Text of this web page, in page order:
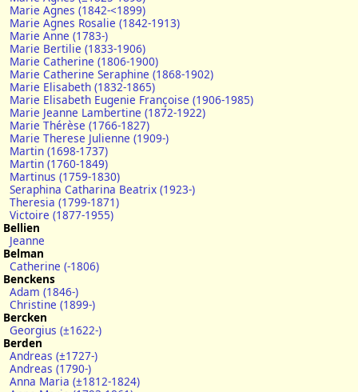
Marie Agnes (1842-<1899)
Marie Agnes Rosalie (1842-1913)
Marie Anne (1783-)
Marie Bertilie (1833-1906)
Marie Catherine (1806-1900)
Marie Catherine Seraphine (1868-1902)
Marie Elisabeth (1832-1865)
Marie Elisabeth Eugenie Françoise (1906-1985)
Marie Jeanne Lambertine (1872-1922)
Marie Thérèse (1766-1827)
Marie Therese Julienne (1909-)
Martin (1698-1737)
Martin (1760-1849)
Martinus (1759-1830)
Seraphina Catharina Beatrix (1923-)
Theresia (1799-1871)
Victoire (1877-1955)
Bellien
Jeanne
Belman
Catherine (-1806)
Benckens
Adam (1846-)
Christine (1899-)
Bercken
Georgius (±1622-)
Berden
Andreas (±1727-)
Andreas (1790-)
Anna Maria (±1812-1824)